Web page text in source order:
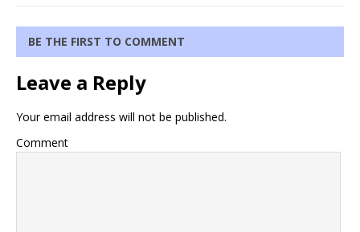
BE THE FIRST TO COMMENT
Leave a Reply
Your email address will not be published.
Comment